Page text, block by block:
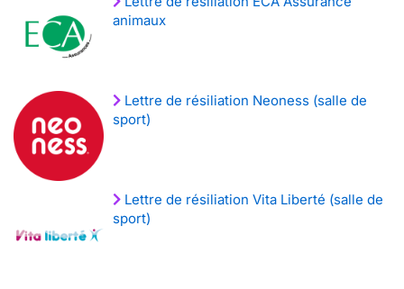
animaux
Lettre de résiliation Neoness (salle de
sport)
Lettre de résiliation Vita Liberté (salle de
sport)